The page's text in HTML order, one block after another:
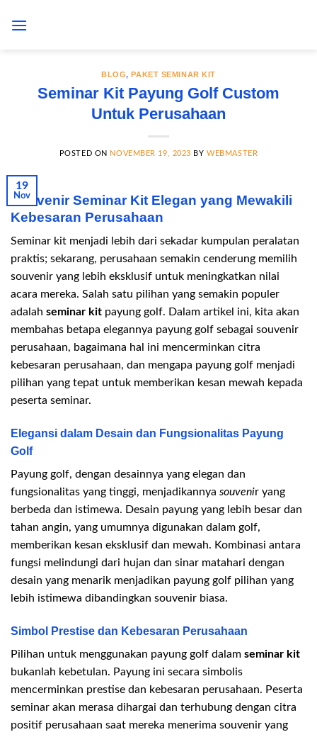
BLOG,PAKET SEMINAR KIT
Seminar Kit Payung Golf Custom
Untuk Perusahaan
POSTED ON NOVEMBER 19, 2023 BYWEBMASTER
19
Nov
Souvenir Seminar Kit Elegan yang Mewakili
Kebesaran Perusahaan
Seminar kit menjadi lebih dari sekadar kumpulan peralatan
praktis; sekarang, perusahaan semakin cenderung memilih
souvenir yang lebih eksklusif untuk meningkatkan nilai
acara mereka. Salah satu pilihan yang semakin populer
adalah seminar kit payung golf. Dalam artikel ini, kita akan
membahas betapa elegannya payung golf sebagai souvenir
perusahaan, bagaimana hal ini mencerminkan citra
kebesaran perusahaan, dan mengapa payung golf menjadi
pilihan yang tepat untuk memberikan kesan mewah kepada
peserta seminar.
Elegansi dalam Desain dan Fungsionalitas Payung
Golf
Payung golf, dengan desainnya yang elegan dan
fungsionalitas yang tinggi, menjadikannya souvenir yang
berbeda dan istimewa. Desain payung yang lebih besar dan
tahan angin, yang umumnya digunakan dalam golf,
memberikan kesan eksklusif dan mewah. Kombinasi antara
fungsi melindungi dari hujan dan sinar matahari dengan
desain yang menarik menjadikan payung golf pilihan yang
lebih istimewa dibandingkan souvenir biasa.
Simbol Prestise dan Kebesaran Perusahaan
Pilihan untuk menggunakan payung golf dalam seminar kit
bukanlah kebetulan. Payung ini secara simbolis
mencerminkan prestise dan kebesaran perusahaan. Peserta
seminar akan merasa dihargai dan terhubung dengan citra
positif perusahaan saat mereka menerima souvenir yang